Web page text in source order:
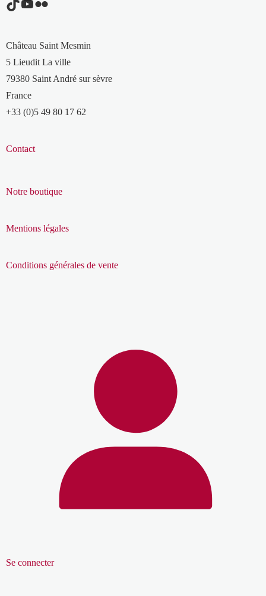
TikTok
YouTube
Flickr
Château Saint Mesmin
5 Lieudit La ville
79380 Saint André sur sèvre
France
+33 (0)5 49 80 17 62
Contact
Notre boutique
Mentions légales
Conditions générales de vente
Se connecter